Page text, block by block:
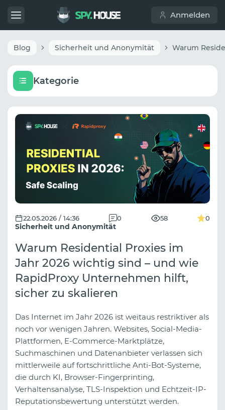
Anmelden
Blog Sicherheit und Anonymität
Kategorie
Sicherheit und Anonymität
22.05.2026 / 14:36 0 58 0
Warum Residential Proxies im
Jahr 2026 wichtig sind – und wie
RapidProxy Unternehmen hilft,
sicher zu skalieren
Das Internet im Jahr 2026 ist weitaus restriktiver als
noch vor wenigen Jahren. Websites, Social-Media-
Plattformen, E-Commerce-Marktplätze,
Suchmaschinen und Datenanbieter verlassen sich
mittlerweile auf fortschrittliche Anti-Bot-Systeme,
die durch KI, Browser-Fingerprinting,
Verhaltensanalyse, TLS-Inspektion und Echtzeit-IP-
Reputationsbewertung unterstützt werden.